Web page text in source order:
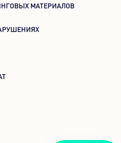
МАТЕРИАЛОВ